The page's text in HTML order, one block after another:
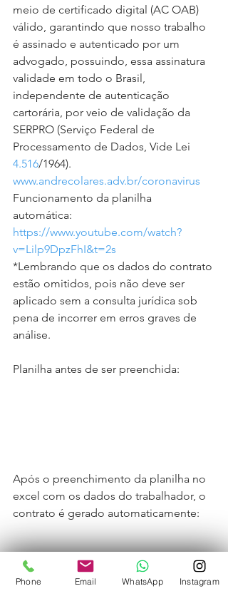
meio de certificado digital (AC OAB)
válido, garantindo que nosso trabalho
é assinado e autenticado por um
advogado, possuindo, essa assinatura
validade em todo o Brasil,
independente de autenticação
cartorária, por veio de validação da
SERPRO (Serviço Federal de
Processamento de Dados, Vide Lei
4.516/1964).
www.andrecolares.adv.br/coronavirus
Funcionamento da planilha
automática:
https://www.youtube.com/watch?
v=Lilp9DpzFhI&t=2s
*Lembrando que os dados do contrato
estão omitidos, pois não deve ser
aplicado sem a consulta jurídica sob
pena de incorrer em erros graves de
análise.
Planilha antes de ser preenchida:
Após o preenchimento da planilha no
excel com os dados do trabalhador, o
contrato é gerado automaticamente:
Phone Email WhatsApp Instagram